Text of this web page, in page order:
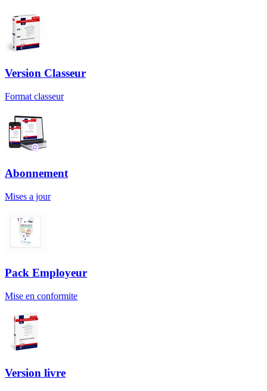
Version Classeur
Format classeur
Abonnement
Mises a jour
Pack Employeur
Mise en conformite
Version livre